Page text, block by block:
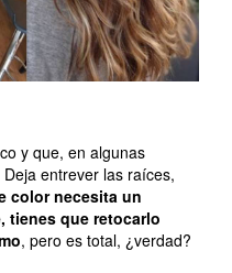
y que, en algunas
entrever las raíces,
color necesita un
tienes que retocarlo
, pero es total, ¿verdad?